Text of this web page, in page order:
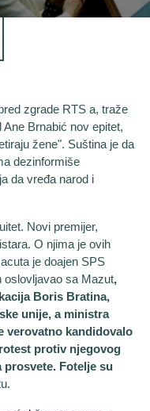
zgrade RTS a, traže
Brnabić nov epitet,
žene". Suština je da
dezinformiše
da vređa narod i
Novi premijer,
O njima je ovih
je doajen SPS
oslovljavao sa Mazut,
Boris Bratina,
unije, a ministra
verovatno kandidovalo
protiv njegovog
Fotelje su